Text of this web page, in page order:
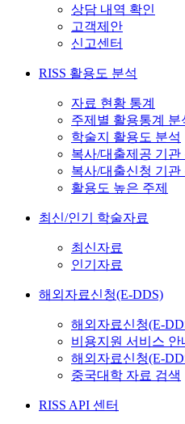
상담 내역 확인
고객제안
신고센터
RISS 활용도 분석
자료 현황 통계
주제별 활용통계 분
학술지 활용도 분석
복사/대출제공 기관
복사/대출신청 기관
활용도 높은 주제
최신/인기 학술자료
최신자료
인기자료
해외자료신청(E-DDS)
해외자료신청(E-
비용지원 서비스 안
해외자료신청(E-
중국대학 자료 검색
RISS API 센터